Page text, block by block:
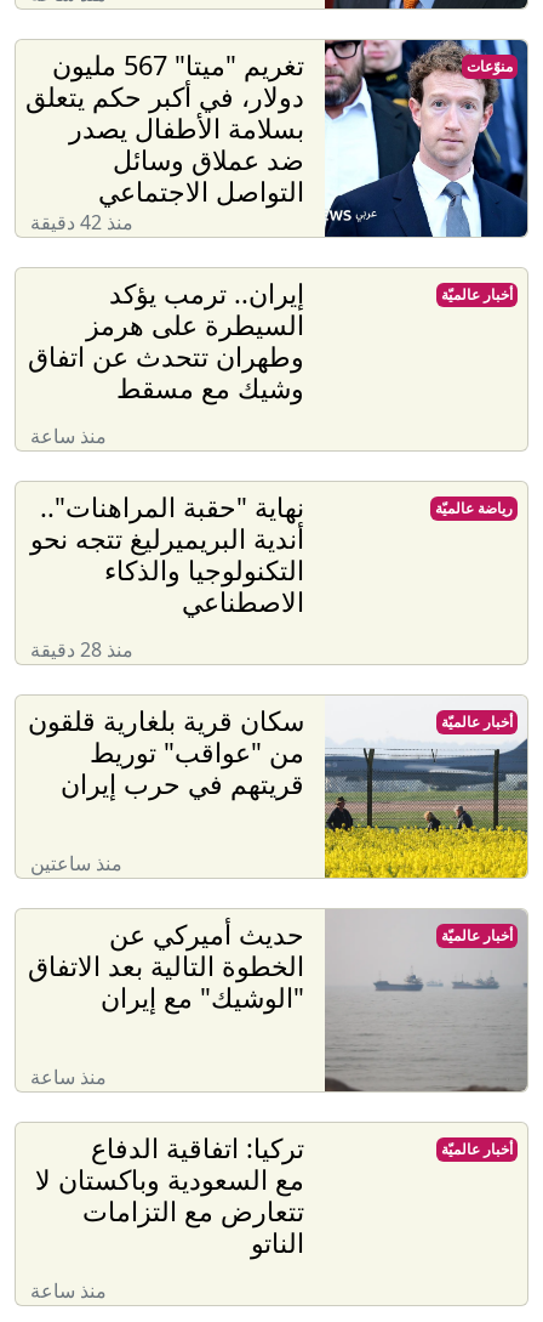
تغريم "ميتا" 567 مليون
دولار، في أكبر حكم يتعلق
بسلامة الأطفال يصدر
ضد عملاق وسائل
التواصل الاجتماعي
منذ 42 دقيقة
منوّعات
إيران.. ترمب يؤكد
السيطرة على هرمز
وطهران تتحدث عن اتفاق
وشيك مع مسقط
منذ ساعة
أخبار عالميّة
نهاية "حقبة المراهنات"..
أندية البريميرليغ تتجه نحو
التكنولوجيا والذكاء
الاصطناعي
منذ 28 دقيقة
رياضة عالميّة
سكان قرية بلغارية قلقون
من "عواقب" توريط
قريتهم في حرب إيران
منذ ساعتين
أخبار عالميّة
حديث أميركي عن
الخطوة التالية بعد الاتفاق
"الوشيك" مع إيران
منذ ساعة
أخبار عالميّة
تركيا: اتفاقية الدفاع
مع السعودية وباكستان لا
تتعارض مع التزامات
الناتو
منذ ساعة
أخبار عالميّة